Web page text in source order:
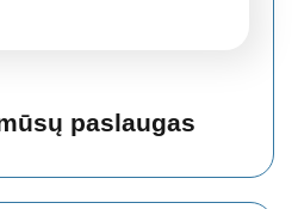
paslaugas